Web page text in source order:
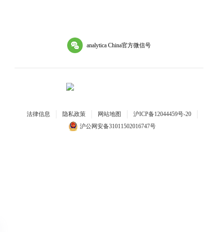
analytica China官方微信号
法律信息 隐私政策 网站地图
沪ICP备12044459号-20
沪公网安备31011502016747号